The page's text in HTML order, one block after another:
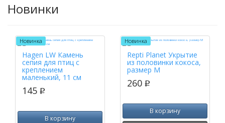
Новинки
Новинка
Hagen LW Камень
сепия для птиц с
креплением
маленький, 11 см
145 p
В корзину
Новинка
Repti Planet Укрытие
из половинки кокоса,
размер M
260 p
В корзину